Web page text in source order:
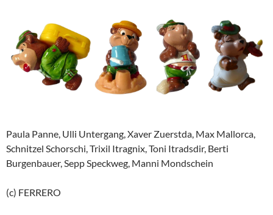
Paula Panne, Ulli Untergang, Xaver Zuerstda, Max Mallorca,
Schnitzel Schorschi, Trixil Itragnix, Toni Itradsdir, Berti
Burgenbauer, Sepp Speckweg, Manni Mondschein
(c) FERRERO